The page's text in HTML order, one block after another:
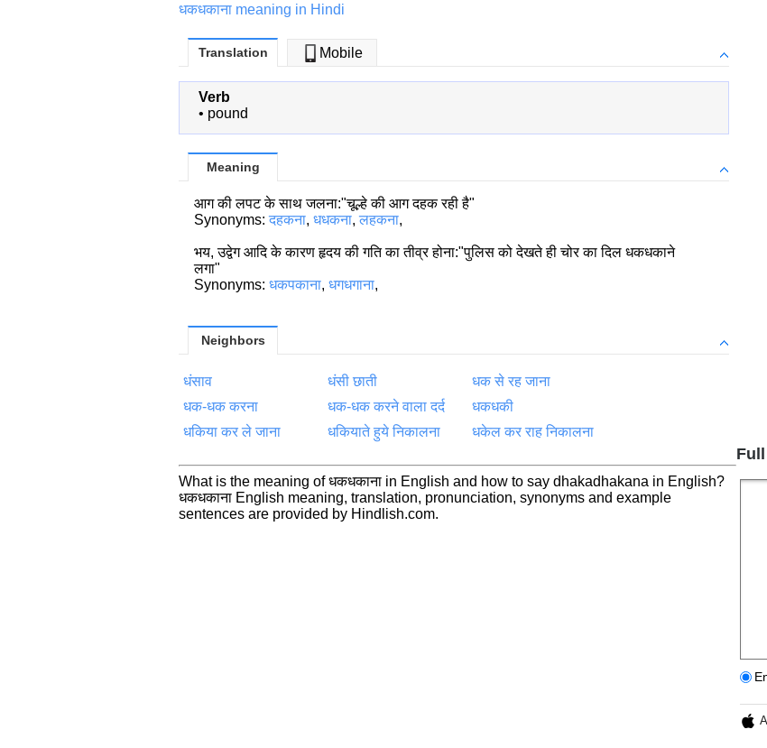
धकधकाना meaning in Hindi
Translation Mobile
Verb
• pound
Meaning
आग की लपट के साथ जलना:"चूल्हे की आग दहक रही है"
Synonyms:दहकना, धधकना,लहकना,
भय, उद्वेग आदि के कारण हृदय की गति का तीव्र होना:"पुलिस को देखते ही चोर का दिल धकधकाने
लगा"
Synonyms: धकपकाना, धगधगाना,
Neighbors
धंसाव धंसी छाती
धक से रह जाना
धक-धक करना
धक-धक करने वाला दर्द
धकधकी
धकिया कर ले जाना
धकियाते हुये निकालना धकेल कर राह निकालना
What is the meaning of धकधकाना in English and how to say dhakadhakana in English?
धकधकाना English meaning, translation, pronunciation, synonyms and example
sentences are provided by Hindlish.com.